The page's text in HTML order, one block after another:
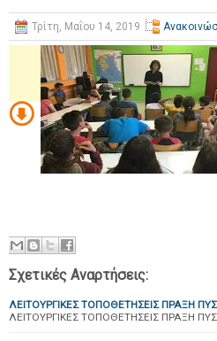
Τρίτη, Μαΐου 14, 2019
Σχετικές Αναρτήσεις:
ΛΕΙΤΟΥΡΓΙΚΕΣ ΤΟΠΟΘΕΤΗΣΕΙΣ ΠΡΑΞΗ
ΛΕΙΤΟΥΡΓΙΚΕΣ ΤΟΠΟΘΕΤΗΣΕΙΣ ΠΡΑΞΗ